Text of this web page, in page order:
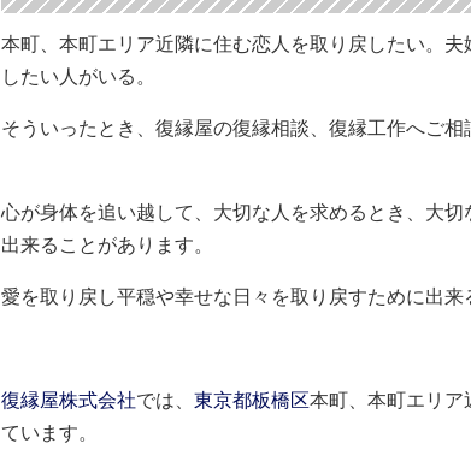
本町、本町エリア近隣に住む恋人を取り戻したい。
したい人がいる。
そういったとき、復縁屋の復縁相談、復縁工作へご相
心が身体を追い越して、大切な人を求めるとき、大
出来ることがあります。
愛を取り戻し平穏や幸せな日々を取り戻すために出来
復縁屋株式会社では、 東京都板橋区本町、本町エリア
ています。